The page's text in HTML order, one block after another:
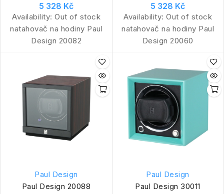
5 328 Kč
Availability: Out of stock
natahovač na hodiny Paul
Design 20082
5 328 Kč
Availability: Out of stock
natahovač na hodiny Paul
Design 20060
Paul Design
Paul Design 20088
Paul Design
Paul Design 30011